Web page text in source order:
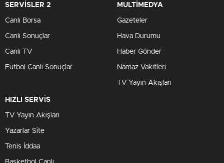
SERVİSLER 2
Canlı Borsa
Canlı Sonuçlar
Canlı TV
Futbol Canlı Sonuçlar
MULTİMEDYA
Gazeteler
Hava Durumu
Haber Gönder
Namaz Vakitleri
TV Yayın Akışları
HIZLI SERVİS
TV Yayın Akışları
Yazarlar Site
Tenis İddaa